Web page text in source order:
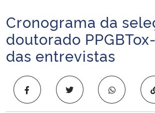
Ministério da Infraestrutura
Ministério da Agricultura, Pecuária e Abastecimento
Ministério da Educação
Início do conteúdo
Cronograma da
doutorado
das entrevistas